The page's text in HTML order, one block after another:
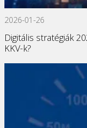
2026-01-26
Digitális stratégiák
KKV-k?